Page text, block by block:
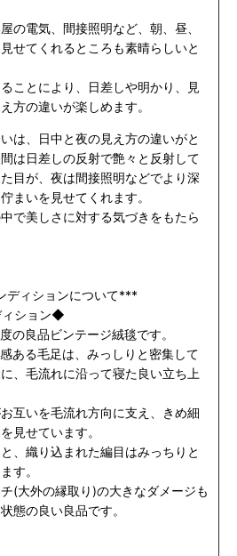
の電気、間接照明など、朝、昼、
せてくれるところも素晴らしいと
ことにより、日差しや明かり、見
方の違いが楽しめます。
は、日中と夜の見え方の違いがと
は日差しの反射で艶々と反射して
目が、夜は間接照明などでより深
まいを見せてくれます。
で美しさに対する気づきをもたら
ディションについて***
ション◆
の良品ビンテージ絨毯です。
ある毛足は、みっしりと密集して
、毛流れに沿って寝た良い立ち上
互いを毛流れ方向に支え、きめ細
見せています。
、織り込まれた編目はみっちりと
す。
(大外の縁取り)の大きなダメージも
態の良い良品です。